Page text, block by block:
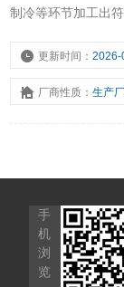
制冷等环节加工出
持续工作。核心技
在腔内停留3″的状
更新时间：2026-
厂商性质：生产
手
机
浏
览